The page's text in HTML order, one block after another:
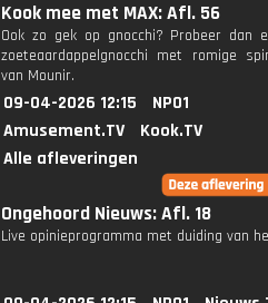
Kook mee met MAX: Afl. 56
Ook zo gek op gnocchi? Probeer dan
zoeteaardappelgnocchi met romige
van Mounir.
09-04-2026 12:15
NPO1
Amusement.TV
Kook.TV
Alle afleveringen
Ongehoord Nieuws: Afl. 18
Live opinieprogramma met duiding van